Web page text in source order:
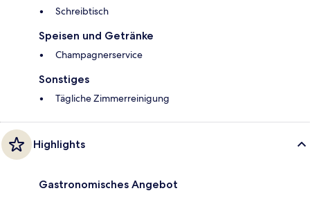
Schreibtisch
Speisen und Getränke
Champagnerservice
Sonstiges
Tägliche Zimmerreinigung
Highlights
Gastronomisches Angebot